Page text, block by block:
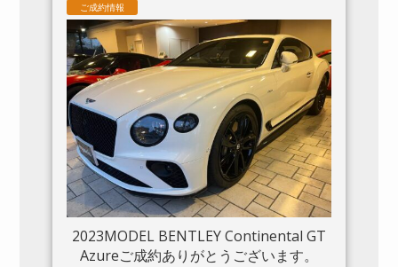
ご成約情報
2023MODEL BENTLEY Continental GT
Azureご成約ありがとうございます。